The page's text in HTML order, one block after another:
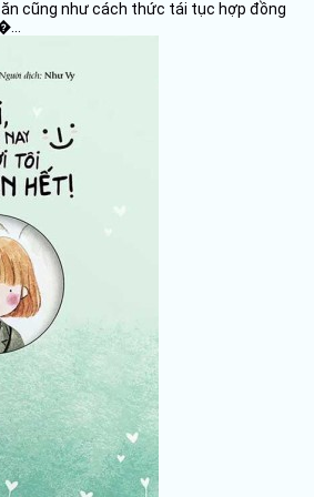
cũng như cách thức tái tục hợp đồng